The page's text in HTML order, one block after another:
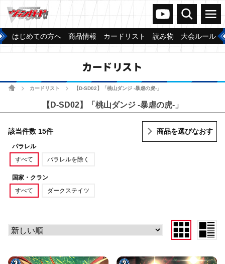
ヴァンガードch
検索 メニュー
はじめての方へ 商品情報 カードリスト 読み物 大会ルール
カードリスト
ホームカードリスト 【D-SD02】「桃山ダンジ -暴虐の虎-」
【D-SD02】「桃山ダンジ -暴虐の虎-」
該当件数 15件 商品を選びなおす
パラレル
すべて
パラレルを除く
国家・クラン
すべて
ダークステイツ